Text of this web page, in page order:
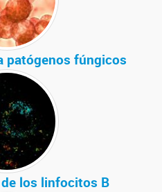
patógenos fúngicos
los linfocitos B